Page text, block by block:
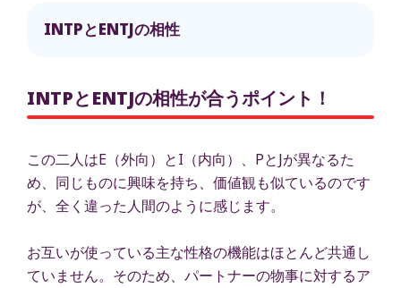
INTPとENTJの相性
INTPとENTJの相性が合うポイント！
この二人はE（外向）とI（内向）、PとJが異なるた
め、同じものに興味を持ち、価値観も似ているのです
が、全く違った人間のように感じます。
お互いが使っている主な性格の機能はほとんど共通し
ていません。そのため、パートナーの物事に対するア